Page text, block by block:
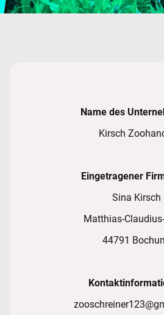
Name des
Kirsch
Eingetragener
Sina Kirsch
Matthias-
44791